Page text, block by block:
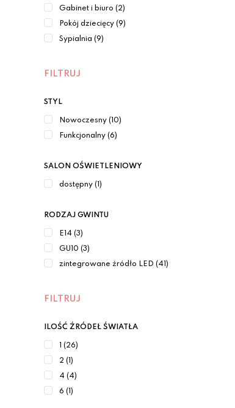
Gabinet i biuro (2)
Pokój dziecięcy (9)
Sypialnia (9)
FILTRUJ
STYL
Nowoczesny (10)
Funkcjonalny (6)
SALON OŚWIETLENIOWY
dostępny (1)
RODZAJ GWINTU
E14 (3)
GU10 (3)
zintegrowane źródło LED (41)
FILTRUJ
ILOŚĆ ŹRÓDEŁ ŚWIATŁA
1 (26)
2 (1)
4 (4)
6 (1)